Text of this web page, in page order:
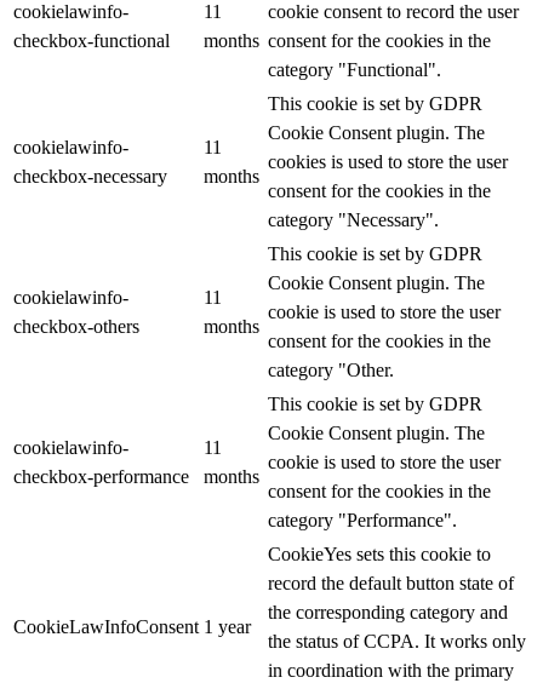
cookielawinfo-
checkbox-functional
11
months
cookie consent to record the user
consent for the cookies in the
category "Functional".
cookielawinfo-
checkbox-necessary
11
months
This cookie is set by GDPR
Cookie Consent plugin. The
cookies is used to store the user
consent for the cookies in the
category "Necessary".
cookielawinfo-
checkbox-others
11
months
This cookie is set by GDPR
Cookie Consent plugin. The
cookie is used to store the user
consent for the cookies in the
category "Other.
cookielawinfo-
checkbox-performance
11
months
This cookie is set by GDPR
Cookie Consent plugin. The
cookie is used to store the user
consent for the cookies in the
category "Performance".
CookieLawInfoConsent 1 year
CookieYes sets this cookie to
record the default button state of
the corresponding category and
the status of CCPA. It works only
in coordination with the primary